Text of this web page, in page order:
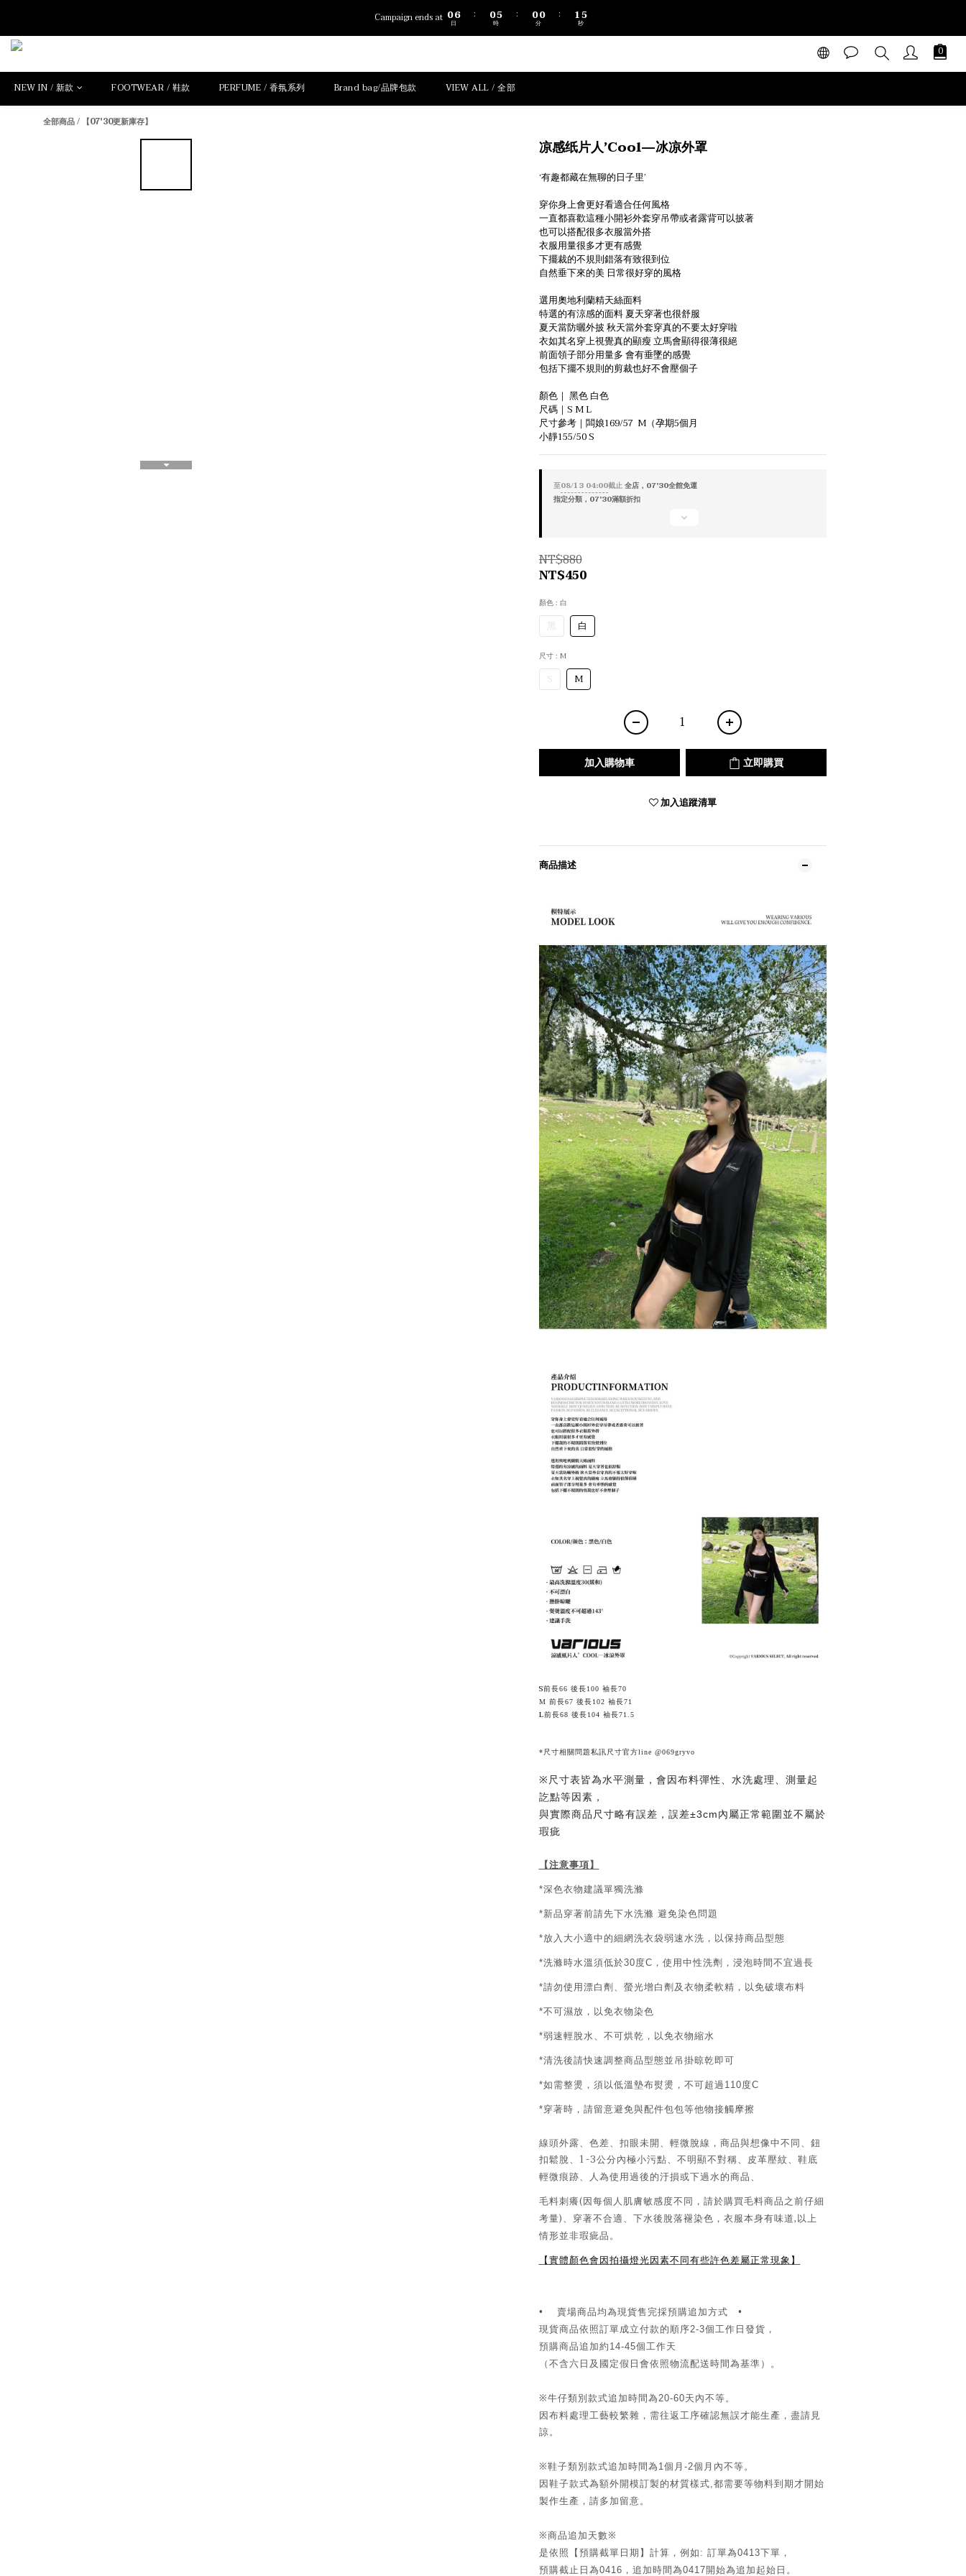
Campaign ends at 06
5
4
0
日
:
05
4
3
0
時
:
00
分
:
1
0
4
3
2
秒
NEW IN / 新款 FOOTWEAR / 鞋款 PERFUME / 香氛系列 Brand bag/品牌包款 VIEW ALL / 全部
全部商品/ 【07'30更新庫存】
凉感纸片人’Cool—冰凉外罩
‘有趣都藏在無聊的日子里’
穿你身上會更好看適合任何風格
一直都喜歡這種小開衫外套穿吊帶或者露背可以披著
也可以搭配很多衣服當外搭
衣服用量很多才更有感覺
下擺裁的不規則錯落有致很到位
自然垂下來的美 日常很好穿的風格
選用奧地利蘭精天絲面料
特選的有涼感的面料 夏天穿著也很舒服
夏天當防曬外披 秋天當外套穿真的不要太好穿啦
衣如其名穿上視覺真的顯瘦 立馬會顯得很薄很絕
前面領子部分用量多 會有垂墜的感覺
包括下擺不規則的剪裁也好不會壓個子
顏色｜ 黑色 白色
尺碼｜S M L
尺寸參考｜闆娘169/57  M（孕期5個月
小靜155/50 S
至08/13 04:00截止全店，07'30全館免運
指定分類，07'30滿額折扣
NT$880
NT$450
顏色: 白
黑 白
尺寸: M
S M
加入購物車 立即購買
加入追蹤清單
商品描述
S前長66 後長100 袖長70
M 前長67 後長102 袖長71
L前長68 後長104 袖長71.5
*尺寸相關問題私訊尺寸官方line @069gryvo
※ 尺寸表皆為水平測量，會因布料彈性、水洗處理、測量起
訖點等因素，
與實際商品尺寸略有誤差，誤差±3cm內屬正常範圍並不屬於
瑕疵
【注意事項】
*深色衣物建議單獨洗滌
*新品穿著前請先下水洗滌 避免染色問題
*放入大小適中的細網洗衣袋弱速水洗，以保持商品型態
*洗滌時水溫須低於30度C ，使用中性洗劑，浸泡時間不宜過長
*請勿使用漂白劑、螢光增白劑及衣物柔軟精，以免破壞布料
*不可濕放，以免衣物染色
*弱速輕脫水、不可烘乾，以免衣物縮水
*清洗後請快速調整商品型態並吊掛晾乾即可
*如需整燙，須以低溫墊布熨燙，不可超過 110度C
*穿著時，請留意避免與配件包包等他物接觸摩擦
線頭外露、色差、扣眼未開、輕微脫線，商品與想像中不同、鈕
扣鬆脫、 1-3公分內極小污點、不明顯不對稱、皮革壓紋、鞋底
輕微痕跡、人為使用過後的汙損或下過水的商品、
毛料刺癢(因每個人肌膚敏感度不同，請於購買毛料商品之前仔細
考量)、穿著不合適、下水後脫落褪染色，衣服本身有味道,以上
情形並非瑕疵品。
【實體顏色會因拍攝燈光因素不同有些許色差屬正常現象】
•
賣場商品均為現貨售完採預購追加方式 •
現貨商品依照訂單成立付款的順序2-3個工作日發貨，
預購商品追加約 14-45個工作天
（不含六日及國定假日會依照物流配送時間為基準）。
※牛仔類別款式追加時間為 20-60天內不等。
因布料處理工藝較繁雜，需往返工序確認無誤才能生產，盡請見
諒。
※鞋子類別款式追加時間為 1 個月 -2個月內不等。
因鞋子款式為額外開模訂製的材質樣式 都需要等物料到期才開始
製作生產，請多加留意。
※商品追加天數※
是依照【預購截單日期】計算，例如 : 訂單為0413下單，
預購截止日為0416 ，追加時間為0417開始為追加起始日。